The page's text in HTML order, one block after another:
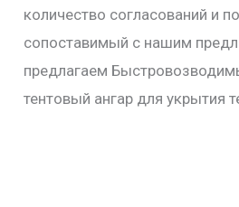
количество согласований и
сопоставимый с нашим
предлагаем
тентовый ангар для укрытия